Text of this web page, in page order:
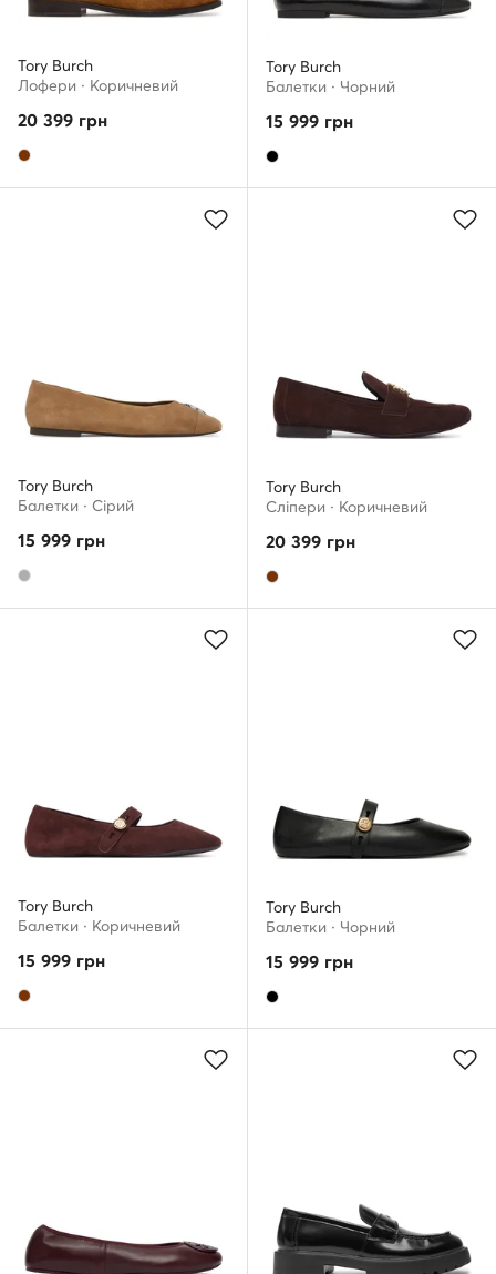
Tory Burch
Лофери · Коричневий
20 399 грн
Tory Burch
Балетки · Чорний
15 999 грн
Tory Burch
Балетки · Сірий
15 999 грн
Tory Burch
Сліпери · Коричневий
20 399 грн
Tory Burch
Балетки · Коричневий
15 999 грн
Tory Burch
Балетки · Чорний
15 999 грн